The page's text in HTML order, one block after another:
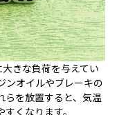
きな負荷を与えてい
ンオイルやブレーキの
らを放置すると、気温
くなります。